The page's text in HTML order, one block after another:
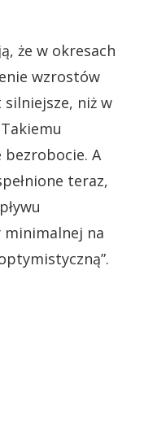
że w okresach
wzrostów
silniejsze, niż w
bezrobocie. A
teraz,
minimalnej na